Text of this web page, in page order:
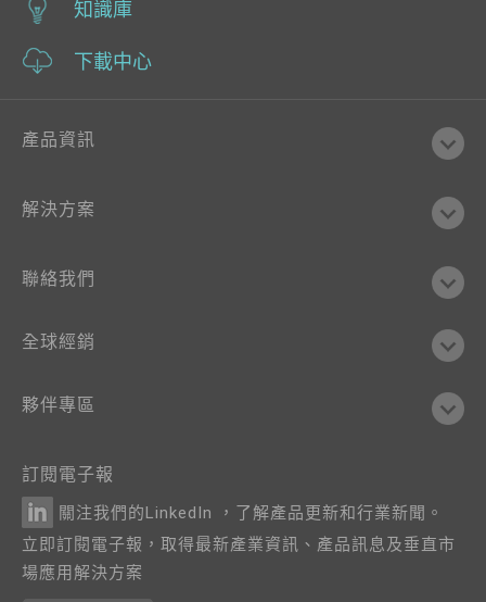
知識庫
下載中心
產品資訊
解決方案
聯絡我們
全球經銷
夥伴專區
訂閱電子報
關注我們的LinkedIn ，了解產品更新和行業新聞。
立即訂閱電子報，取得最新產業資訊、產品訊息及垂直市
場應用解決方案